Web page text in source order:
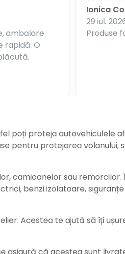
ambalare
rapidă. O
Produse
Ionica
29 iul.
poți proteja autovehiculele
pentru protejarea volanului,
camioanelor sau
benzi izolatoare, siguranțe
Acestea te ajută să îți